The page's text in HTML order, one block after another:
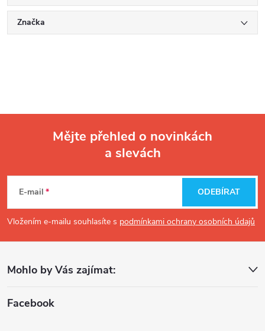
Značka
p
Mějte přehled o novinkách
a slevách
E-mail
Vložením e-mailu souhlasíte s podmínkami ochrany osobních údajů
ODEBÍRAT
Mohlo by Vás zajímat:
Facebook